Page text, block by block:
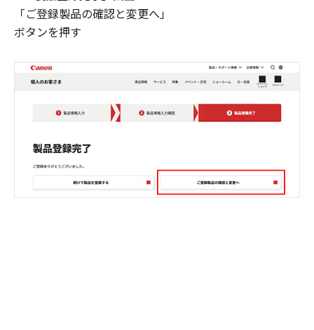
「ご登録製品の確認と変更へ」
ボタンを押す